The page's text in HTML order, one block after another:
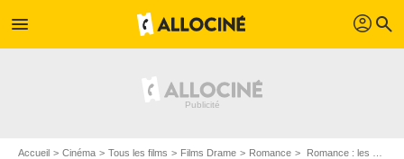
menu profil search
Accueil Cinéma Tous les films Films Drame Romance Romance : les secrets du tournage